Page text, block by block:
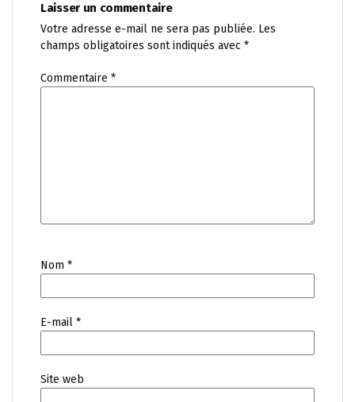
Laisser un commentaire
Votre adresse e-mail ne sera pas publiée. Les
champs obligatoires sont indiqués avec *
Commentaire *
Nom *
E-mail *
Site web